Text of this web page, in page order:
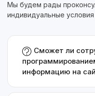
Мы будем рады
индивидуальные
Сможет ли
информацию на